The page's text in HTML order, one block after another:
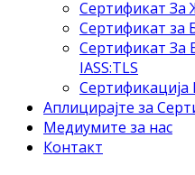
Сертификат За
Сертификат за
Сертификат За
IASS:TLS
Сертификација
Аплицирајте за
Медиумите за нас
Контакт